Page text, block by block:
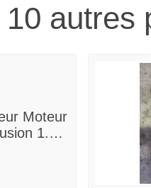
10 autres
Moteur
1.6